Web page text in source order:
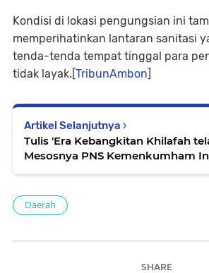
Kondisi di lokasi pengungsian ini
memperihatinkan lantaran sanitasi
tenda-tenda tempat tinggal para
tidak layak.[TribunAmbon]
Artikel Selanjutnya
Tulis 'Era Kebangkitan Khilafah
Mesosnya PNS Kemenkumham
Daerah
SHARE